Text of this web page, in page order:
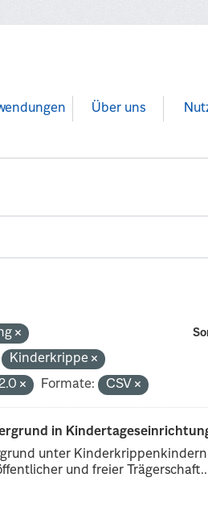
Über uns
Kinderkrippe
Formate: CSV
in
unter
und freier